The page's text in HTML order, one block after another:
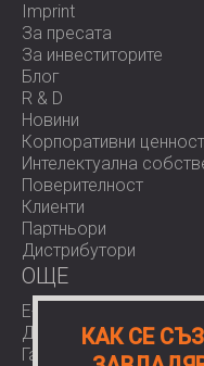
Imprint
За пресата
За инвеститорите
Блог
R & D
Новини
Корпоративни
Интелектуална
Поверителност
Клиенти
Партньори
Дистрибутори
OЩЕ
E-Shop
Доставки
Гаранции
КАК СЕ